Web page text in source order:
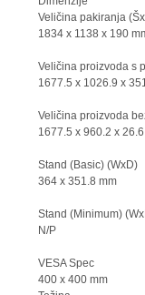
Veličina pakiranja
1834 x 1138 x 190
Veličina proizvoda s
1677.5 x 1026.9 x
Veličina proizvoda
1677.5 x 960.2 x
Stand (Basic) (WxD)
364 x 351.8 mm
Stand (Minimum)
N/P
VESA Spec
400 x 400 mm